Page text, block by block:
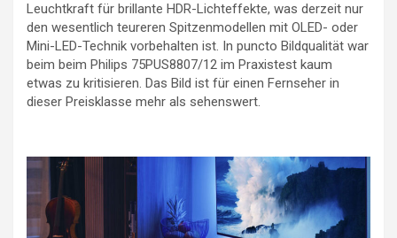
Leuchtkraft für brillante HDR-Lichteffekte, was derzeit nur
den wesentlich teureren Spitzenmodellen mit OLED- oder
Mini-LED-Technik vorbehalten ist. In puncto Bildqualität war
beim beim Philips 75PUS8807/12 im Praxistest kaum
etwas zu kritisieren. Das Bild ist für einen Fernseher in
dieser Preisklasse mehr als sehenswert.